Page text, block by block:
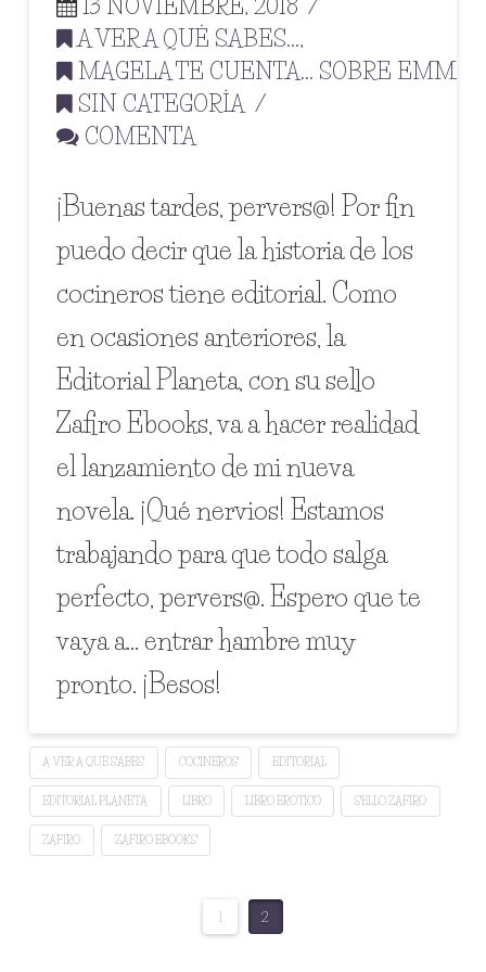
13 NOVIEMBRE, 2018
A VER A QUÉ SABES...,
MAGELA TE CUENTA... SOBRE EMMA
SIN CATEGORÍA
COMENTA
¡Buenas tardes, pervers@! Por fin
puedo decir que la historia de los
cocineros tiene editorial. Como
en ocasiones anteriores, la
Editorial Planeta, con su sello
Zafiro Ebooks, va a hacer realidad
el lanzamiento de mi nueva
novela. ¡Qué nervios! Estamos
trabajando para que todo salga
perfecto, pervers@. Espero que te
vaya a… entrar hambre muy
pronto. ¡Besos!
A VER A QUÉ SABES COCINEROS EDITORIAL
EDITORIAL PLANETA LIBRO LIBRO ERÓTICO SELLO ZAFIRO
ZAFIRO ZAFIRO EBOOKS
1 2